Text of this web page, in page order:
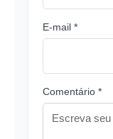
E-mail *
Comentário *